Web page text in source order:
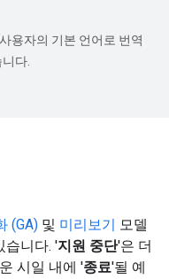
용자의 기본 언어로 번역
다.
(GA) 및 미리보기 모델
습니다. '지원 중단'은 더
시일 내에 '종료'될 예